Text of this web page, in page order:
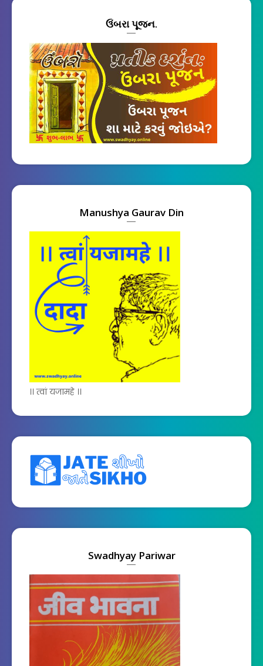
ઉંબરા પૂજન.
Manushya Gaurav Din
।। त्वां यजामहे ।।
Swadhyay Pariwar